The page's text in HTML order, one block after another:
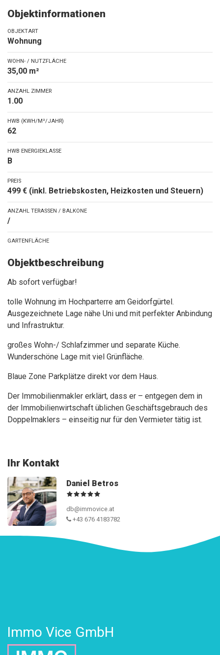
Objektinformationen
OBJEKTART
Wohnung
WOHN- / NUTZFLÄCHE
35,00 m²
ANZAHL ZIMMER
1.00
HWB (KWH/M²/JAHR)
62
HWB ENERGIEKLASSE
B
PREIS
499 € (inkl. Betriebskosten, Heizkosten und Steuern)
ANZAHL TERASSEN / BALKONE
/
GARTENFLÄCHE
Objektbeschreibung
Ab sofort verfügbar!
tolle Wohnung im Hochparterre am Geidorfgürtel.
Ausgezeichnete Lage nähe Uni und mit perfekter Anbindung
und Infrastruktur.
großes Wohn-/ Schlafzimmer und separate Küche.
Wunderschöne Lage mit viel Grünfläche.
Blaue Zone Parkplätze direkt vor dem Haus.
Der Immobilienmakler erklärt, dass er – entgegen dem in
der Immobilienwirtschaft üblichen Geschäftsgebrauch des
Doppelmaklers – einseitig nur für den Vermieter tätig ist.
Ihr Kontakt
Daniel Betros
db@immovice.at
+43 676 4183782
Immo Vice GmbH